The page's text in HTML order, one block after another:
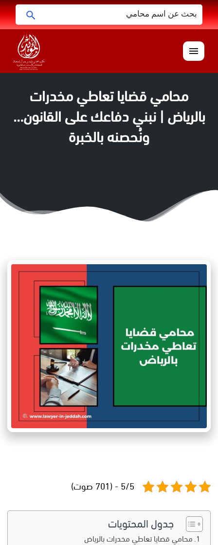
البحث
عن:
القائمة
محامي قضايا تعاطي مخدرات
بالرياض | نبني دفاعك على القانون…
ونُحصنه بالخبرة
5/5 - (701 صوت)
جدول المحتويات
محامي قضايا تعاطي مخدرات بالرياض